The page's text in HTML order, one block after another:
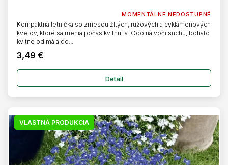
MOMENTÁLNE NEDOSTUPNÉ
3,49 €
Detail
Kompaktná letnička so zmesou žltých, ružových a cyklámenových
kvetov, ktoré sa menia počas kvitnutia. Odolná voči suchu, bohato
kvitne od mája do...
VLASTNÁ PRODUKCIA